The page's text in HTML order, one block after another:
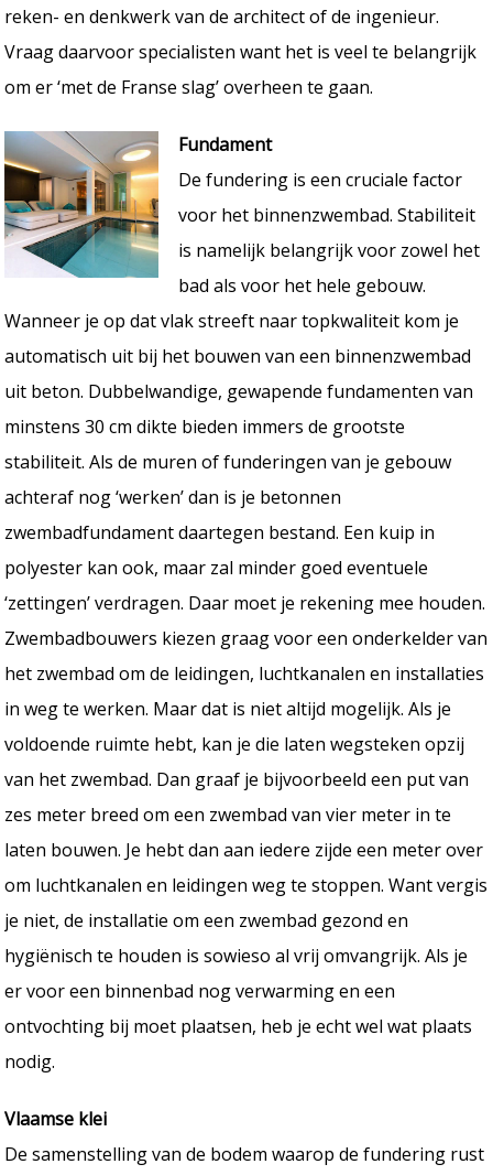
reken- en denkwerk van de architect of de ingenieur.
Vraag daarvoor specialisten want het is veel te belangrijk
om er ‘met de Franse slag’ overheen te gaan.
Fundament
De fundering is een cruciale factor
voor het binnenzwembad. Stabiliteit
is namelijk belangrijk voor zowel het
bad als voor het hele gebouw.
Wanneer je op dat vlak streeft naar topkwaliteit kom je
automatisch uit bij het bouwen van een binnenzwembad
uit beton. Dubbelwandige, gewapende fundamenten van
minstens 30 cm dikte bieden immers de grootste
stabiliteit. Als de muren of funderingen van je gebouw
achteraf nog ‘werken’ dan is je betonnen
zwembadfundament daartegen bestand. Een kuip in
polyester kan ook, maar zal minder goed eventuele
‘zettingen’ verdragen. Daar moet je rekening mee houden.
Zwembadbouwers kiezen graag voor een onderkelder van
het zwembad om de leidingen, luchtkanalen en installaties
in weg te werken. Maar dat is niet altijd mogelijk. Als je
voldoende ruimte hebt, kan je die laten wegsteken opzij
van het zwembad. Dan graaf je bijvoorbeeld een put van
zes meter breed om een zwembad van vier meter in te
laten bouwen. Je hebt dan aan iedere zijde een meter over
om luchtkanalen en leidingen weg te stoppen. Want vergis
je niet, de installatie om een zwembad gezond en
hygiënisch te houden is sowieso al vrij omvangrijk. Als je
er voor een binnenbad nog verwarming en een
ontvochting bij moet plaatsen, heb je echt wel wat plaats
nodig.
Vlaamse klei
De samenstelling van de bodem waarop de fundering rust